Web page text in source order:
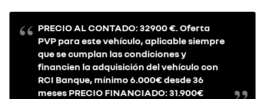
PRECIO AL CONTADO: 32900 €. Oferta
PVP para este vehículo, aplicable siempre
que se cumplan las condiciones y
financien la adquisición del vehículo con
RCI Banque, mínimo 6.000€ desde 36
meses PRECIO FINANCIADO: 31.900€